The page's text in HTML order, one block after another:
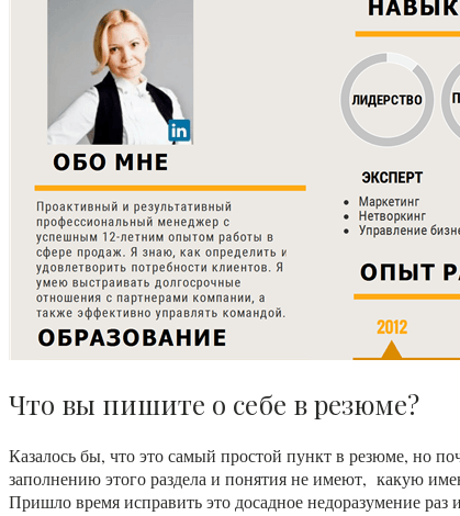
Что вы пишите о себе в резюме?
Казалось бы, что это самый простой пункт в резюме, но
заполнению этого раздела и понятия не имеют, какую
Пришло время исправить это досадное недоразумение раз